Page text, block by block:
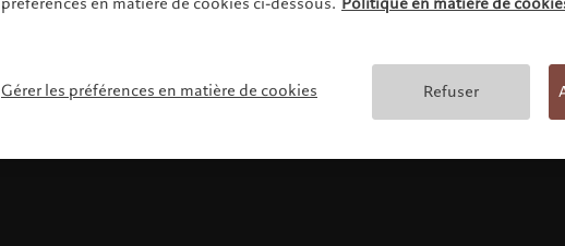
Gérer les préférences en matière de cookies Refuser